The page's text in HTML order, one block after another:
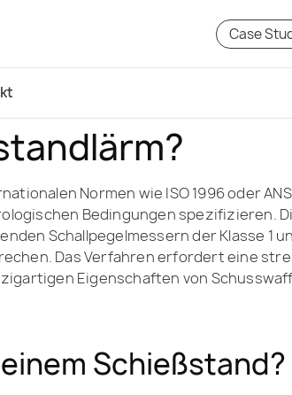
Case
Normen wie ISO 1996 oder
Bedingungen spezifizieren.
Schallpegelmessern der Klasse 1
Das Verfahren erfordert eine
Eigenschaften von
Schießstand?